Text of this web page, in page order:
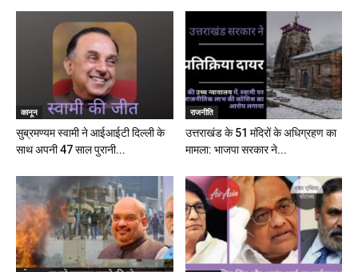
कानून
सुब्रमण्यम स्वामी ने आईआईटी दिल्ली के
साथ अपनी 47 साल पुरानी...
राजनीति
उत्तराखंड के 51 मंदिरों के अधिग्रहण का
मामला: भाजपा सरकार ने...